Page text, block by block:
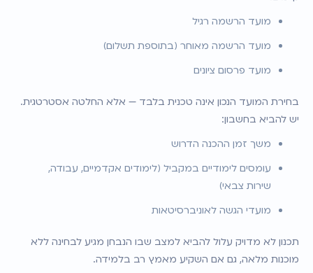
מועד הרשמה רגיל
מועד הרשמה מאוחר (בתוספת תשלום)
מועד פרסום ציונים
בחירת המועד הנכון אינה טכנית בלבד — אלא החלטה אסטרטגית.
יש להביא בחשבון:
משך זמן ההכנה הדרוש
עומסים לימודיים במקביל (לימודים אקדמיים, עבודה,
שירות צבאי)
מועדי הגשה לאוניברסיטאות
תכנון לא מדויק עלול להביא למצב שבו הנבחן מגיע לבחינה ללא
מוכנות מלאה, גם אם השקיע מאמץ רב בלמידה.